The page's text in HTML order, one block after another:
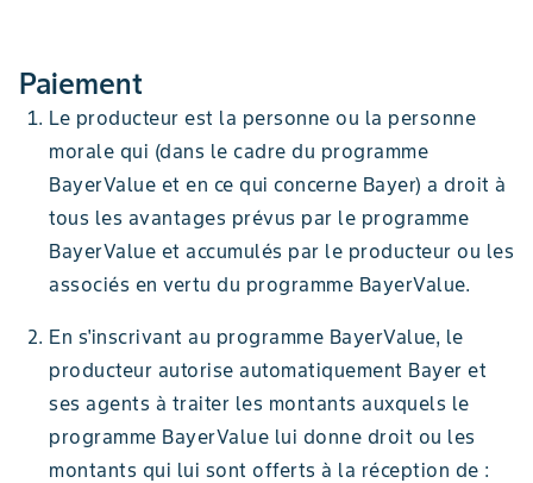
Paiement
Le producteur est la personne ou la personne
morale qui (dans le cadre du programme
BayerValue et en ce qui concerne Bayer) a droit à
tous les avantages prévus par le programme
BayerValue et accumulés par le producteur ou les
associés en vertu du programme BayerValue.
En s'inscrivant au programme BayerValue, le
producteur autorise automatiquement Bayer et
ses agents à traiter les montants auxquels le
programme BayerValue lui donne droit ou les
montants qui lui sont offerts à la réception de :